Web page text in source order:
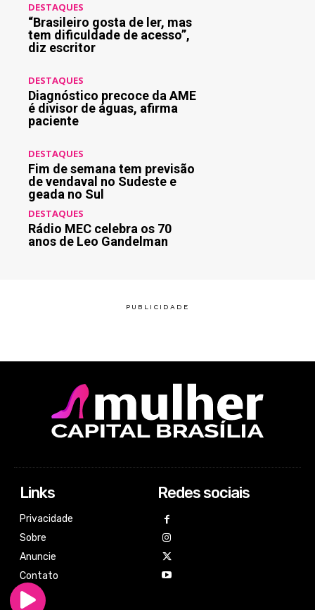
DESTAQUES
“Brasileiro gosta de ler, mas
tem dificuldade de acesso”,
diz escritor
DESTAQUES
Diagnóstico precoce da AME
é divisor de águas, afirma
paciente
DESTAQUES
Fim de semana tem previsão
de vendaval no Sudeste e
geada no Sul
DESTAQUES
Rádio MEC celebra os 70
anos de Leo Gandelman
Links
Privacidade
Sobre
Anuncie
Contato
Redes sociais